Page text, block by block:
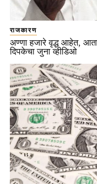
राजकारण
अण्णा हजारे वृद्ध आहेत, आता
दिपकेचा जुना व्हीडिओ